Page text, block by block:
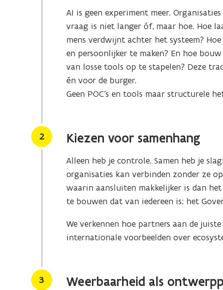
AI is geen experiment meer.
vraag is niet langer óf, maar hoe. Hoe
mens verdwijnt achter het systeem?
en persoonlijker te maken? En hoe
van losse tools op te stapelen? Deze
én voor de burger.
Geen POC’s en tools maar structurele
Stap
2 Kiezen voor samenhang
Alleen heb je controle. Samen heb je
organisaties kan verbinden zonder ze
waarin aansluiten makkelijker is dan
te bouwen dat van iedereen is: het
We verkennen hoe partners aan de
internationale voorbeelden over
Stap
3 Weerbaarheid als